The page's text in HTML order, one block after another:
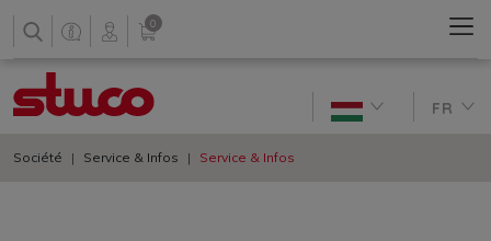
0
FR
Société Service & Infos Service & Infos